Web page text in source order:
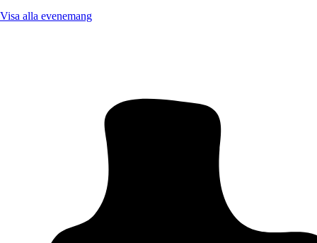
Visa alla evenemang